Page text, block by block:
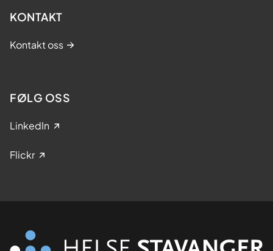
KONTAKT
Kontakt oss
FØLG OSS
LinkedIn
Flickr